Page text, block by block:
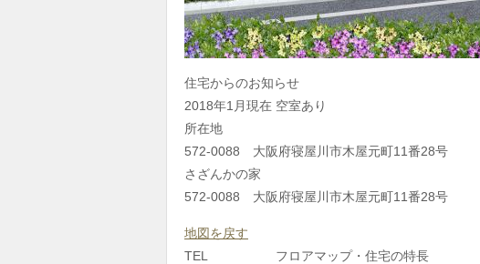
住宅からのお知らせ
2018年1月現在 空室あり
所在地
572-0088 大阪府寝屋川市木屋元町11番28号
さざんかの家
572-0088 大阪府寝屋川市木屋元町11番28号
地図を戻す
TEL
フロアマップ・住宅の特長